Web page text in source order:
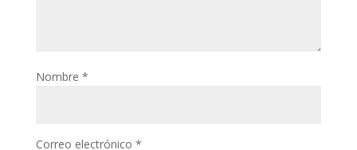
Nombre *
Correo electrónico *